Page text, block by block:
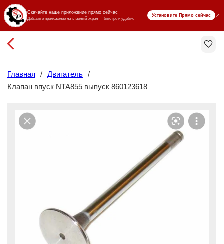
₸ KZT
Главная / Двигатель /
Клапан впуск NTA855 выпуск 860123618